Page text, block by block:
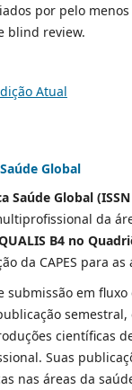
por pelo
blind review.
Atual
Global
Saúde Global
da
B4 no
da CAPES para
submissão em
científicas
Suas
nas áreas da